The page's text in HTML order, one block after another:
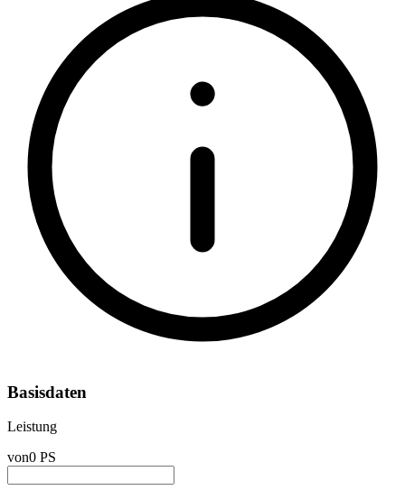
Basisdaten
Leistung
von0 PS